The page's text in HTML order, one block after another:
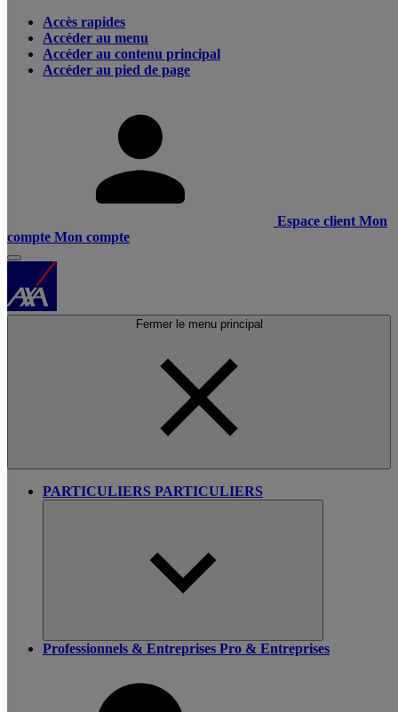
Accès rapides
Accéder au menu
Accéder au contenu principal
Accéder au pied de page
Espace client Mon
compte Mon compte
Fermer le menu principal
PARTICULIERS PARTICULIERS
Professionnels & Entreprises Pro & Entreprises